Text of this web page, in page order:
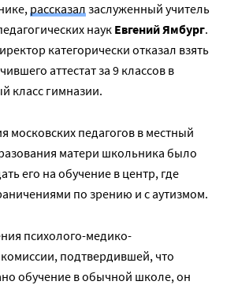
рассказалзаслуженный учитель
наук Евгений Ямбург.
категорически отказал взять
аттестат за 9 классов в
класс гимназии.
московских педагогов в местный
матери школьника было
его на обучение в центр, где
по зрению и с аутизмом.
психолого-медико-
подтвердившей, что
обучение в обычной школе, он